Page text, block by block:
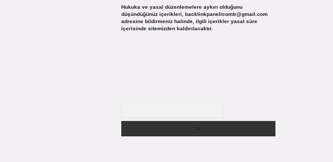
Hukuka ve yasal düzenlemelere aykırı olduğunu
düşündüğünüz içerikleri, backlinkpanelicomtr@gmail.com
adresine bildirmeniz halinde, ilgili içerikler yasal süre
içerisinde sitemizden kaldırılacaktır.